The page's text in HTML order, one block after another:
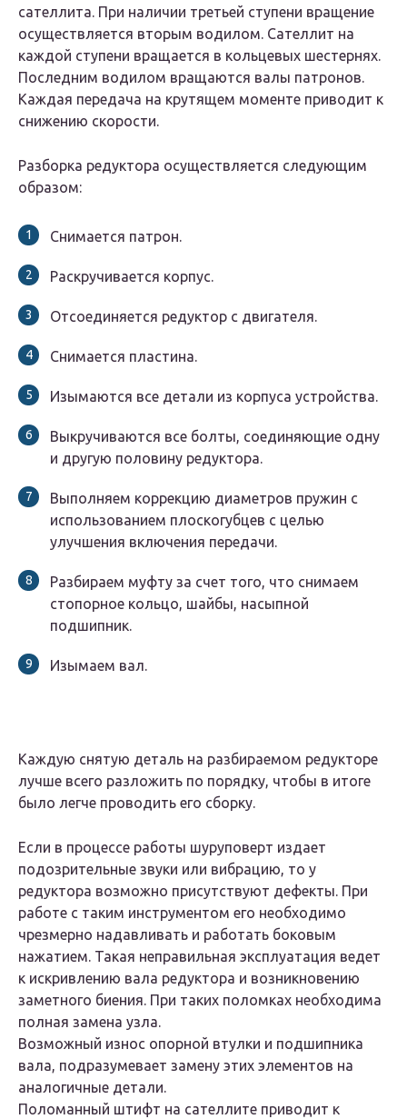
сателлита. При наличии третьей ступени вращение
осуществляется вторым водилом. Сателлит на
каждой ступени вращается в кольцевых шестернях.
Последним водилом вращаются валы патронов.
Каждая передача на крутящем моменте приводит к
снижению скорости.
Разборка редуктора осуществляется следующим
образом:
Снимается патрон.
Раскручивается корпус.
Отсоединяется редуктор с двигателя.
Снимается пластина.
Изымаются все детали из корпуса устройства.
Выкручиваются все болты, соединяющие одну
и другую половину редуктора.
Выполняем коррекцию диаметров пружин с
использованием плоскогубцев с целью
улучшения включения передачи.
Разбираем муфту за счет того, что снимаем
стопорное кольцо, шайбы, насыпной
подшипник.
Изымаем вал.
Каждую снятую деталь на разбираемом редукторе
лучше всего разложить по порядку, чтобы в итоге
было легче проводить его сборку.
Если в процессе работы шуруповерт издает
подозрительные звуки или вибрацию, то у
редуктора возможно присутствуют дефекты. При
работе с таким инструментом его необходимо
чрезмерно надавливать и работать боковым
нажатием. Такая неправильная эксплуатация ведет
к искривлению вала редуктора и возникновению
заметного биения. При таких поломках необходима
полная замена узла.
Возможный износ опорной втулки и подшипника
вала, подразумевает замену этих элементов на
аналогичные детали.
Поломанный штифт на сателлите приводит к